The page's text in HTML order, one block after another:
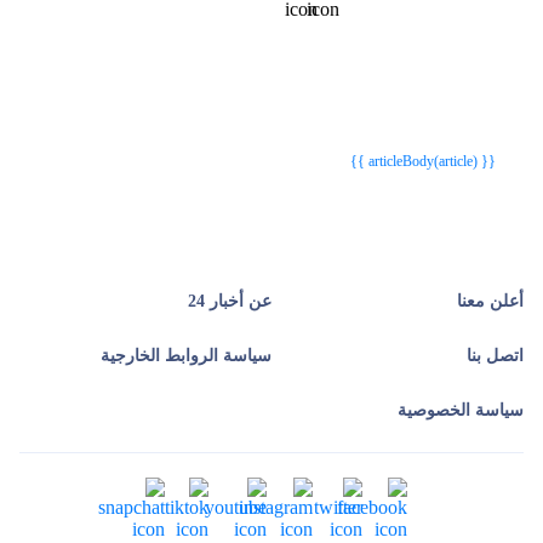
{{ articleBody(article) }}
أعلن معنا عن أخبار 24
اتصل بنا سياسة الروابط الخارجية
سياسة الخصوصية